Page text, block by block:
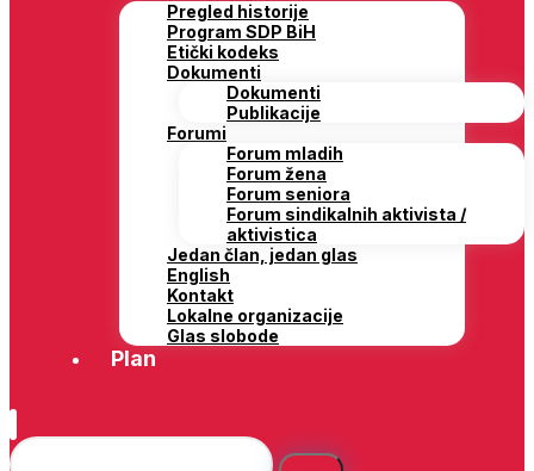
Pregled historije
Program SDP BiH
Etički kodeks
Dokumenti
Dokumenti
Publikacije
Forumi
Forum mladih
Forum žena
Forum seniora
Forum sindikalnih aktivista /
aktivistica
Jedan član, jedan glas
English
Kontakt
Lokalne organizacije
Glas slobode
Plan